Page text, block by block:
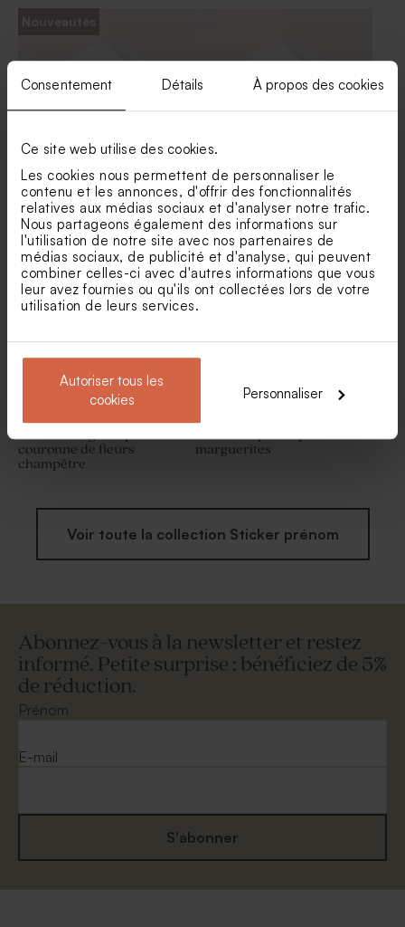
Consentement Détails À propos des cookies
Ce site web utilise des cookies.
Les cookies nous permettent de personnaliser le
contenu et les annonces, d'offrir des fonctionnalités
relatives aux médias sociaux et d'analyser notre trafic.
Nous partageons également des informations sur
l'utilisation de notre site avec nos partenaires de
médias sociaux, de publicité et d'analyse, qui peuvent
combiner celles-ci avec d'autres informations que vous
leur avez fournies ou qu'ils ont collectées lors de votre
utilisation de leurs services.
Autoriser tous les
cookies
Personnaliser
Sticker communion
eucalyptus féérique 3,7 cm
Carte menu baptême
eucalyptus et fleurs dorées
Set de table communion
eucalyptus et fleurs dorées
Nouveautés
Sticker baptême fleurs
champêtres et petits
chaussons
Stickers baptême croix
liberty
Sticker bougie baptême
couronne de fleurs
champêtre
Sticker baptême jardin de
marguerites
Voir toute la collection Sticker prénom
Abonnez-vous à la newsletter et restez
informé. Petite surprise : bénéficiez de 5%
de réduction.
Prénom
E-mail
S'abonner